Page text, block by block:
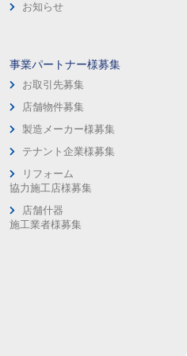
お知らせ
事業パートナー様募集
お取引先募集
店舗物件募集
製造メーカー様募集
テナント企業様募集
リフォーム
協力施工店様募集
店舗什器
施工業者様募集